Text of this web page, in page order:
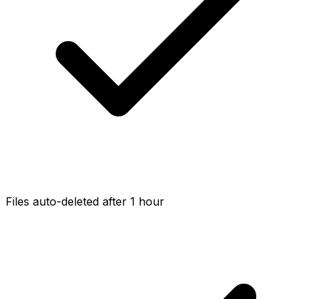
Files auto-deleted after 1 hour